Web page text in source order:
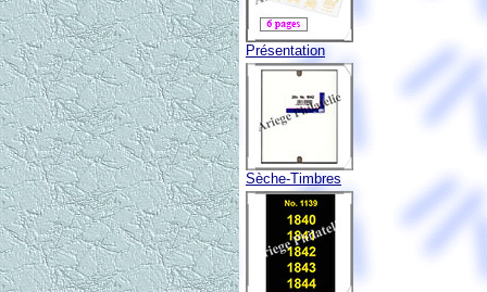
Présentation
Sèche-Timbres